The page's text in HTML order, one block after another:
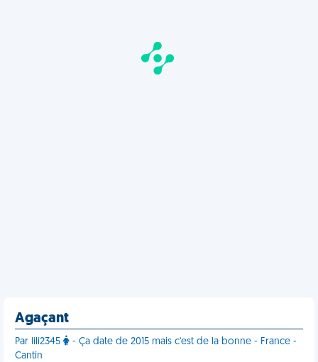
Agaçant
Par lili2345
- Ça date de 2015 mais c'est de la bonne - France -
Cantin